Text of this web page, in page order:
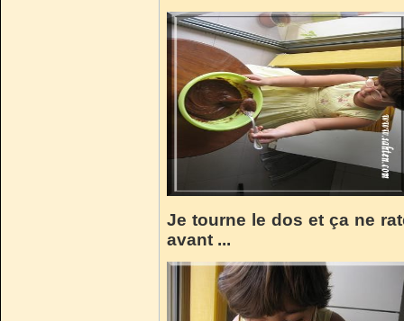
Je tourne le dos et ça ne
avant ...